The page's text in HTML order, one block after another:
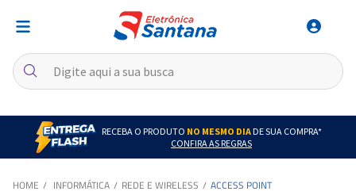
RECEBA O PRODUTO NO MESMO DIADE SUA COMPRA*
CONFIRA AS REGRAS
INFORMÁTICA REDE E WIRELESS ACCESS POINT